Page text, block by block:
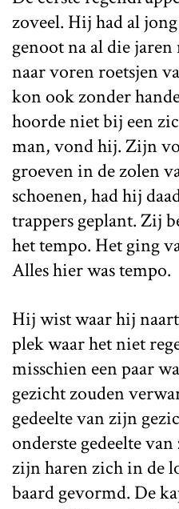
zoveel. Hij had al
genoot na al die jaren
naar voren roetsjen
kon ook zonder
hoorde niet bij een
man, vond hij. Zijn
groeven in de zolen
schoenen, had hij
trappers geplant. Zij
het tempo. Het ging
Alles hier was tempo.
Hij wist waar hij
plek waar het niet
misschien een paar
gezicht zouden
gedeelte van zijn
onderste gedeelte
zijn haren zich in de
baard gevormd. De